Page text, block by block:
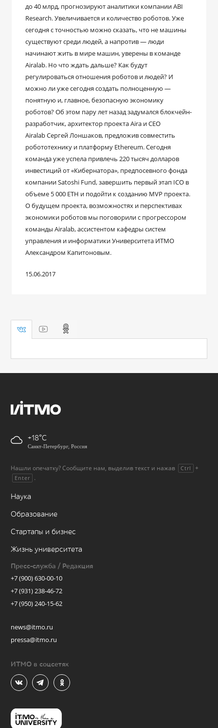
до 40 млрд, прогнозируют аналитики компании ABI
Research. Увеличивается и количество роботов. Уже
сегодня с точностью можно сказать, что не машины
существуют среди людей, а напротив — люди
начинают жить в мире машин, уверены в команде
Airalab. Но что ждать дальше? Как будут
регулироваться отношения роботов и людей? И
можно ли уже сегодня создать полноценную —
понятную и, главное, безопасную экономику
роботов? Об этом пару лет назад задумался блокчейн-
разработчик, архитектор проекта Aira и CEO
Airalab Сергей Лоншаков, предложив совместить
робототехнику и платформу Ethereum. Сегодня
команда уже успела привлечь 220 тысяч долларов
инвестиций от «Кибернатора», предпосевного фонда
компании Satoshi Fund, завершить первый этап ICO в
объеме 5 000 ETH и подойти к созданию MVP проекта.
О будущем проекта, возможностях и перспективах
экономики роботов мы поговорили с прогрессором
команды Airalab, ассистентом кафедры систем
управления и информатики Университета ИТМО
Александром Капитоновым.
15.06.2017
+18
Санкт-Петербург, Россия
Нашли опечатку? Сообщите нам, выделив текст и нажав Ctrl +
Enter .
Наука
Образование
Стартапы и бизнес
Жизнь университета
Пресс-служба / Редакция
+7 (900) 630-00-10
+7 (931) 238-46-72
+7 (950) 240-15-62
news@itmo.ru
pressa@itmo.ru
ИТМО в соцсетях